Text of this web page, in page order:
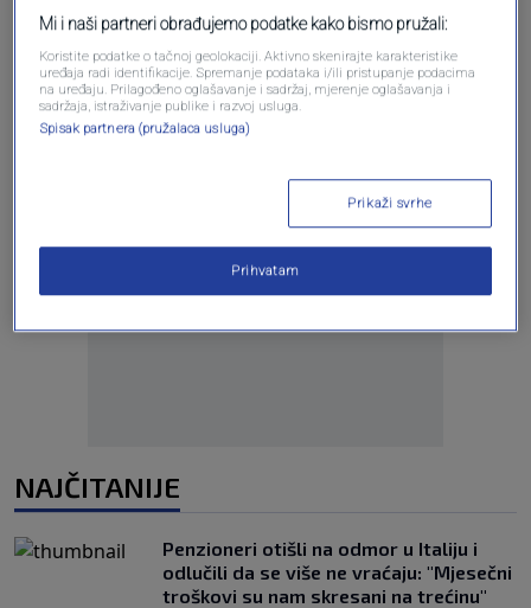
Oglas
NAJČITANIJE
Penzioneri otišli na odmor u Italiju i
odlučili da se više ne vraćaju: "Mjesečni
troškovi su nam skresani na trećinu"
Mi i naši partneri obrađujemo podatke kako bismo pružali:
Koristite podatke o tačnoj geolokaciji. Aktivno skenirajte karakteristike
uređaja radi identifikacije. Spremanje podataka i/ili pristupanje podacima
na uređaju. Prilagođeno oglašavanje i sadržaj, mjerenje oglašavanja i
sadržaja, istraživanje publike i razvoj usluga.
Spisak partnera (pružalaca usluga)
Prikaži svrhe
Prihvatam